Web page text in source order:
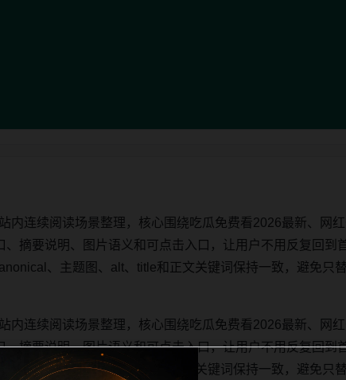
内连续阅读场景整理，核心围绕吃瓜免费看2026最新、网
摘要说明、图片语义和可点击入口，让用户不用反复回到
、主题图、alt、title和正文关键词保持一致，避免只
内连续阅读场景整理，核心围绕吃瓜免费看2026最新、网
摘要说明、图片语义和可点击入口，让用户不用反复回到
、主题图、alt、title和正文关键词保持一致，避免只